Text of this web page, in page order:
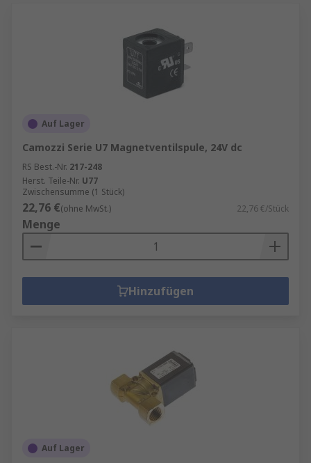
Auf Lager
Camozzi Serie U7 Magnetventilspule, 24V dc
RS Best.-Nr. 217-248
Herst. Teile-Nr. U77
Zwischensumme (1 Stück)
22,76 €(ohne MwSt.) 22,76 €/Stück
Menge
Hinzufügen
Auf Lager